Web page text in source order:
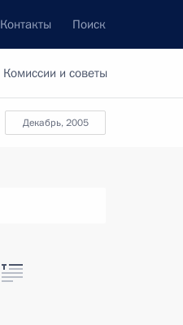
Контакты Поиск
Комиссии и советы
декабрь, 2005